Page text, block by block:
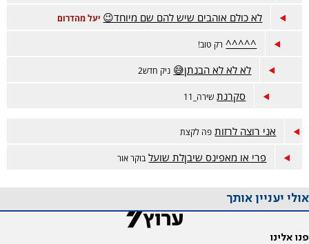
לא כולם אוהבים שיש להם שם מיוחד😉 יעל מהדרום
^^^^^ רק טוב!
לא לא לא הבנתן😅 ניק חדש2
סקרנת שירה_11
אני רוצה לרזות פה לקצת
פרי או מאפינס שיבןלת שועל בוקר אור
אולי יעניין אותך
פנו אלינו